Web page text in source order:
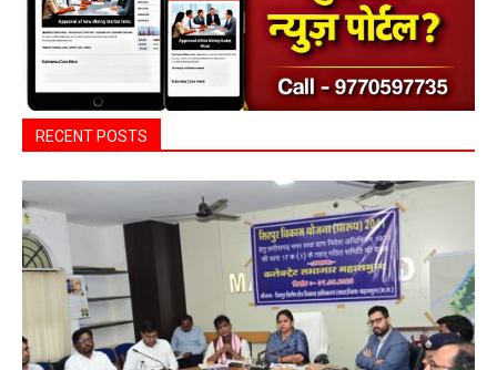
RECENT POSTS